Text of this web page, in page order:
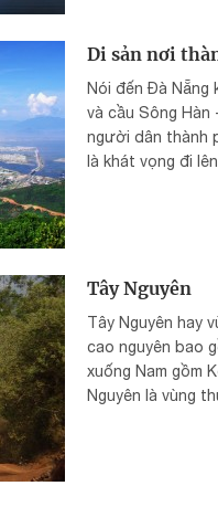
Di sản nơi
Nói đến Đà Nẵng
và cầu Sông Hàn
người dân thành
là khát vọng đi
Tây Nguyên
Tây Nguyên hay
cao nguyên bao
xuống Nam gồm
Nguyên là vùng